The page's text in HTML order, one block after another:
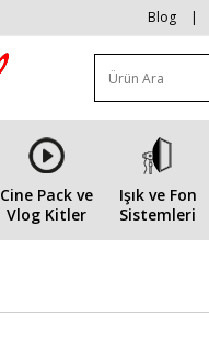
Blog |
Cine Pack ve
Vlog Kitler
Işık ve Fon
Sistemleri